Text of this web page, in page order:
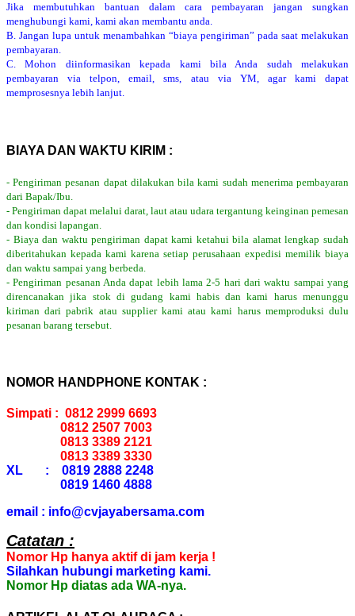
Jika membutuhkan bantuan dalam cara pembayaran jangan sungkan
menghubungi kami, kami akan membantu anda.
B. Jangan lupa untuk menambahkan “biaya pengiriman” pada saat melakukan
pembayaran.
C. Mohon diinformasikan kepada kami bila Anda sudah melakukan
pembayaran via telpon, email, sms, atau via YM, agar kami dapat
memprosesnya lebih lanjut.
BIAYA DAN WAKTU KIRIM :
- Pengiriman pesanan dapat dilakukan bila kami sudah menerima pembayaran
dari Bapak/Ibu.
- Pengiriman dapat melalui darat, laut atau udara tergantung keinginan pemesan
dan kondisi lapangan.
- Biaya dan waktu pengiriman dapat kami ketahui bila alamat lengkap sudah
diberitahukan kepada kami karena setiap perusahaan expedisi memilik biaya
dan waktu sampai yang berbeda.
- Pengiriman pesanan Anda dapat lebih lama 2-5 hari dari waktu sampai yang
direncanakan jika stok di gudang kami habis dan kami harus menunggu
kiriman dari pabrik atau supplier kami atau kami harus memproduksi dulu
pesanan barang tersebut.
NOMOR HANDPHONE KONTAK :
Simpati : 0812 2999 6693
0812 2507 7003
0813 3389 2121
0813 3389 3330
XL : 0819 2888 2248
0819 1460 4888
email : info@cvjayabersama.com
Catatan :
Nomor Hp hanya aktif di jam kerja !
Silahkan hubungi marketing kami.
Nomor Hp diatas ada WA-nya.